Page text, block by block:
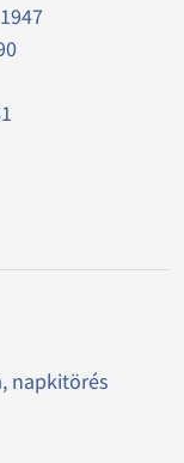
napkitörés